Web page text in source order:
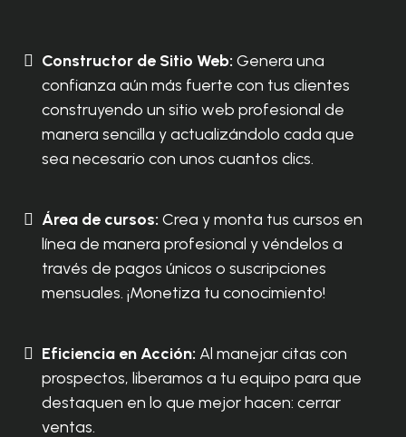
Constructor de Sitio Web: Genera una
confianza aún más fuerte con tus clientes
construyendo un sitio web profesional de
manera sencilla y actualizándolo cada que
sea necesario con unos cuantos clics.
Área de cursos: Crea y monta tus cursos en
línea de manera profesional y véndelos a
través de pagos únicos o suscripciones
mensuales. ¡Monetiza tu conocimiento!
Eficiencia en Acción: Al manejar citas con
prospectos, liberamos a tu equipo para que
destaquen en lo que mejor hacen: cerrar
ventas.